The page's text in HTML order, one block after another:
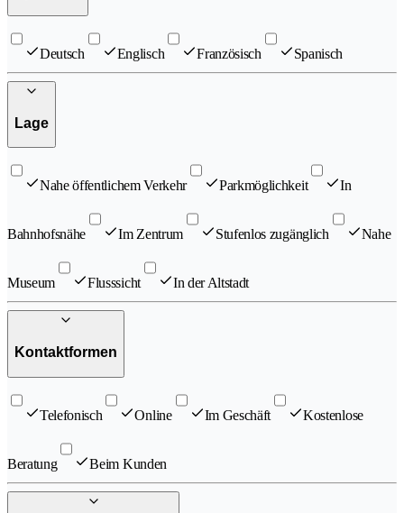
Deutsch Englisch Französisch Spanisch
Lage
Nahe öffentlichem Verkehr Parkmöglichkeit In
Bahnhofsnähe Im Zentrum Stufenlos zugänglich Nahe
Museum Flusssicht In der Altstadt
Kontaktformen
Telefonisch Online Im Geschäft Kostenlose
Beratung Beim Kunden